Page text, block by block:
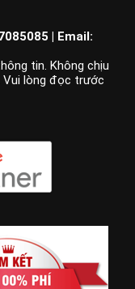
| Email:
tin. Không chịu
Vui lòng đọc trước